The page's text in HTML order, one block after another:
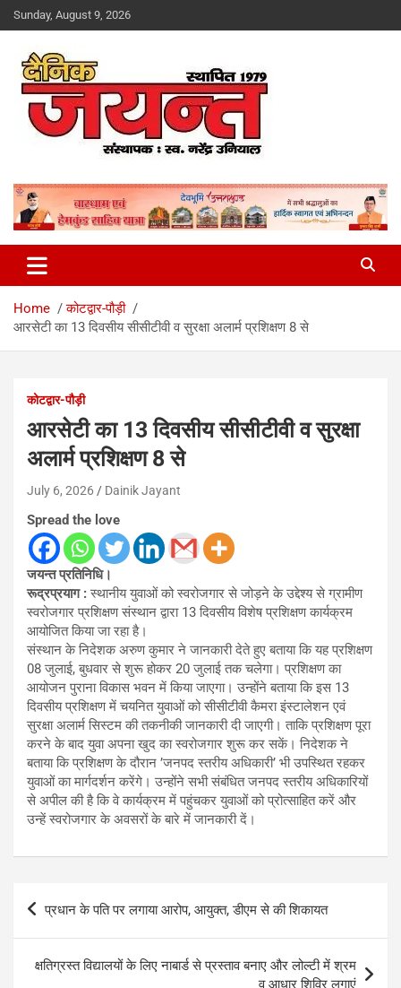
Skip
to
Sunday, August 9, 2026
Dainik Jayant
Home
कोटद्वार-पौड़ी
आरसेटी का 13 दिवसीय सीसीटीवी व सुरक्षा अलार्म प्रशिक्षण 8 से
कोटद्वार-पौड़ी
आरसेटी का 13 दिवसीय सीसीटीवी व सुरक्षा
अलार्म प्रशिक्षण 8 से
July 6, 2026 Dainik Jayant
Spread the love
जयन्त प्रतिनिधि।
रूद्रप्रयाग :स्थानीय युवाओं को स्वरोजगार से जोड़ने के उद्देश्य से ग्रामीण
स्वरोजगार प्रशिक्षण संस्थान द्वारा 13 दिवसीय विशेष प्रशिक्षण कार्यक्रम
आयोजित किया जा रहा है।
संस्थान के निदेशक अरुण कुमार ने जानकारी देते हुए बताया कि यह प्रशिक्षण
08 जुलाई, बुधवार से शुरू होकर 20 जुलाई तक चलेगा। प्रशिक्षण का
आयोजन पुराना विकास भवन में किया जाएगा। उन्होंने बताया कि इस 13
दिवसीय प्रशिक्षण में चयनित युवाओं को सीसीटीवी कैमरा इंस्टालेशन एवं
सुरक्षा अलार्म सिस्टम की तकनीकी जानकारी दी जाएगी। ताकि प्रशिक्षण पूरा
करने के बाद युवा अपना खुद का स्वरोजगार शुरू कर सकें। निदेशक ने
बताया कि प्रशिक्षण के दौरान ’जनपद स्तरीय अधिकारी’ भी उपस्थित रहकर
युवाओं का मार्गदर्शन करेंगे। उन्होंने सभी संबंधित जनपद स्तरीय अधिकारियों
से अपील की है कि वे कार्यक्रम में पहुंचकर युवाओं को प्रोत्साहित करें और
उन्हें स्वरोजगार के अवसरों के बारे में जानकारी दें।
Post
navigation
प्रधान के पति पर लगाया आरोप, आयुक्त, डीएम से की शिकायत
क्षतिग्रस्त विद्यालयों के लिए नाबार्ड से प्रस्ताव बनाए और लोल्टी में श्रम
व आधार शिविर लगाएं